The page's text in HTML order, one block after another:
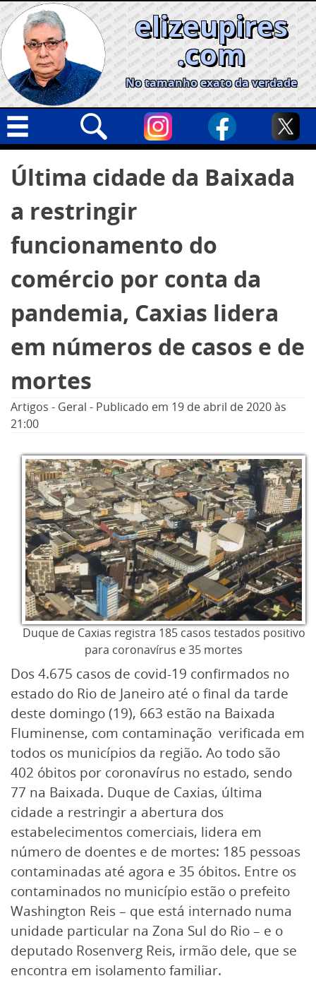
Skip
to
content
elizeupires
.com
No tamanho exato da verdade
Geral
Cidades
Política
Opinião
Informe especial
Pesquisar
por:
Última cidade da Baixada
a restringir
funcionamento do
comércio por conta da
pandemia, Caxias lidera
em números de casos e de
mortes
Artigos - Geral - Publicado em 19 de abril de 2020às
21:00
Duque de Caxias registra 185 casos testados positivo
para coronavírus e 35 mortes
Dos 4.675 casos de covid-19 confirmados no
estado do Rio de Janeiro até o final da tarde
deste domingo (19), 663 estão na Baixada
Fluminense, com contaminação verificada em
todos os municípios da região. Ao todo são
402 óbitos por coronavírus no estado, sendo
77 na Baixada. Duque de Caxias, última
cidade a restringir a abertura dos
estabelecimentos comerciais, lidera em
número de doentes e de mortes: 185 pessoas
contaminadas até agora e 35 óbitos. Entre os
contaminados no município estão o prefeito
Washington Reis – que está internado numa
unidade particular na Zona Sul do Rio – e o
deputado Rosenverg Reis, irmão dele, que se
encontra em isolamento familiar.